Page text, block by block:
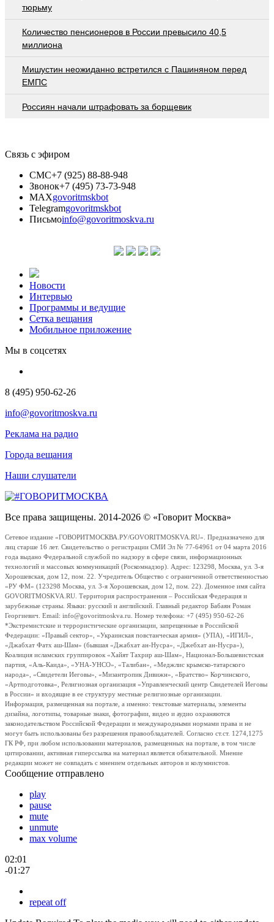
тюрьму
Количество пенсионеров в России превысило 40,5
миллиона
Мишустин неожиданно встретился с Пашиняном перед
ЕМПС
Россиян начали штрафовать за борщевик
Связь с эфиром
СМС+7 (925) 88-88-948
Звонок+7 (495) 73-73-948
MAXgovoritmskbot
Telegramgovoritmskbot
Письмоinfo@govoritmoskva.ru
Новости
Интервью
Программы и ведущие
Сетка вещания
Мобильное приложение
Мы в соцсетях
8 (495) 950-62-26
info@govoritmoskva.ru
Реклама на радио
Города вещания
Наши слушатели
Все права защищены. 2014-2026 © «Говорит Москва»
Сетевое издание «ГОВОРИТМОСКВА.РУ/GOVORITMOSKVA.RU». Предназначено для
лиц старше 16 лет. Свидетельство о регистрации СМИ Эл № 77-64961 от 04 марта 2016
года выдано Федеральной службой по надзору в сфере связи, информационных
технологий и массовых коммуникаций (Роскомнадзор). Адрес: 123298, Москва, ул. 3-я
Хорошевская, дом 12, пом. 22. Учредитель Общество с ограниченной ответственностью
«РУ ФМ» (123298 Москва, ул. 3-я Хорошевская, дом 12, пом. 22). Доменное имя сайта
GOVORITMOSKVA.RU. Территория распространения – Российская Федерация и
зарубежные страны. Языки: русский и английский. Главный редактор Бабаян Роман
Георгиевич. Email: info@govoritmoskva.ru. Номер телефона: +7 (495) 950-62-26
*Экстремистские и террористические организации, запрещенные в Российской
Федерации: «Правый сектор», «Украинская повстанческая армия» (УПА), «ИГИЛ»,
«Джабхат Фатх аш-Шам» (бывшая «Джабхат ан-Нусра», «Джебхат ан-Нусра»),
Коалиция исламских группировок «Хайят Тахрир аш-Шам», Национал-Большевистская
партия, «Аль-Каида», «УНА-УНСО», «Талибан», «Меджлис крымско-татарского
народа», «Свидетели Иеговы», «Мизантропик Дивижн», «Братство» Корчинского,
«Артподготовка», Религиозная организация «Управленческий центр Свидетелей Иеговы
в России» и входящие в ее структуру местные религиозные организации.
Информация, размещенная на портале, а именно: текстовые материалы, элементы
дизайна, логотипы, товарные знаки, фотографии, видео и аудио охраняются
законодательством Российской Федерации и международными нормами права и не
могут быть использованы без разрешения правообладателей. Согласно ст.ст. 1274,1275
ГК РФ, при любом использовании материалов, размещенных на портале, в том числе
цитировании, активная гиперссылка на материал является обязательной. Мнение
редакции может не совпадать с мнением отдельных авторов и колумнистов.
Сообщение отправлено
play
pause
mute
unmute
max volume
02:01
-01:27
repeat off